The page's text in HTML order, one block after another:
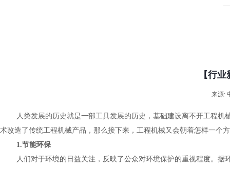
【行
来源:
人类发展的历史就是一部工具发展的历史，基础建设离不开工程机
术改造了传统工程机械产品，那么接下来，工程机械又会朝着怎样一个
1.节能环保
人们对于环境的日益关注，反映了公众对环境保护的重视程度。据